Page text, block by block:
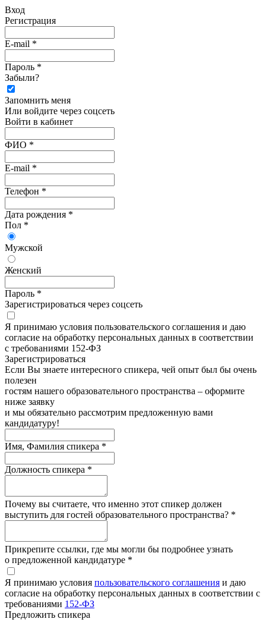
Вход
Регистрация
E-mail *
Пароль *
Забыли?
Запомнить меня
Или войдите через соцсеть
Войти в кабинет
ФИО *
E-mail *
Телефон *
Дата рождения *
Пол *
Мужской
Женский
Пароль *
Зарегистрироваться через соцсеть
Я принимаю условия пользовательского соглашения и даю
согласие на обработку персональных данных в соответствии
с требованиями 152-ФЗ
Зарегистрироватьcя
Если Вы знаете интересного спикера, чей опыт был бы очень
полезен
гостям нашего образовательного пространства – оформите
ниже заявку
и мы обязательно рассмотрим предложенную вами
кандидатуру!
Имя, Фамилия спикера *
Должность спикера *
Почему вы считаете, что именно этот спикер должен
выступить для гостей образовательного пространства? *
Прикрепите ссылки, где мы могли бы подробнее узнать
о предложенной кандидатуре *
Я принимаю условия пользовательского соглашения и даю
согласие на обработку персональных данных в соответствии с
требованиями 152-ФЗ
Предложить спикера